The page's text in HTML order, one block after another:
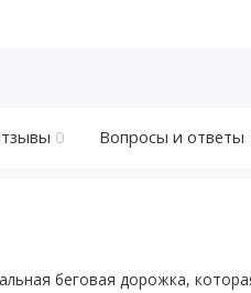
0 Вопросы и ответы
беговая дорожка,